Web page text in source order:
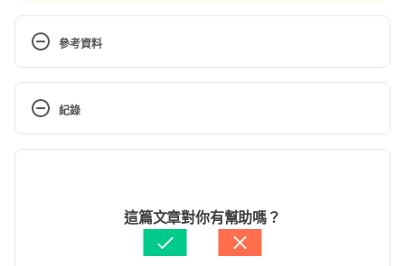
參考資料
馬偕醫院 血液透析病患常見營養問
題. http://www.mmh.org.tw/nutrition/nutrroom/270h
d.htm Accessed Sep 1, 2020.
etail.aspx?oid=63 Accessed Sep 1, 2020.
紀錄
徐佳蓁
張益堯營養師
張凱安 Kyle Chang
這篇文章對你有幫助嗎？